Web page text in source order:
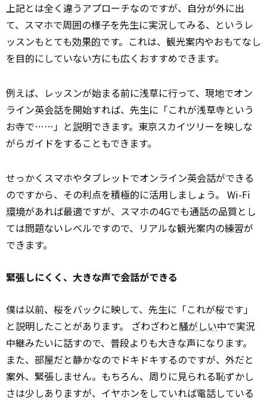
上記とは全く違うアプローチなのですが、自分が外に出
て、スマホで周囲の様子を先生に実況してみる、というレ
ッスンもとても効果的です。これは、観光案内やおもてなし
を目的にしていない方にも広くおすすめできます。
例えば、レッスンが始まる前に浅草に行って、現地でオン
ライン英会話を開始すれば、先生に「これが浅草寺という
お寺で……」と説明できます。東京スカイツリーを映しな
がらガイドをすることもできます。
せっかくスマホやタブレットでオンライン英会話ができる
のですから、その利点を積極的に活用しましょう。 Wi-Fi
環境があれば最適ですが、スマホの4Gでも通話の品質とし
ては問題ないレベルですので、リアルな観光案内の練習が
できます。
緊張しにくく、大きな声で会話ができる
僕は以前、桜をバックに映して、先生に「これが桜です」
と説明したことがあります。 ざわざわと騒がしい中で実況
中継みたいに話すので、普段よりも大きな声になります。
また、部屋だと静かなのでドキドキするのですが、外だと
案外、緊張しません。もちろん、周りに見られる恥ずかし
さは少しありますが、イヤホンをしていれば電話している